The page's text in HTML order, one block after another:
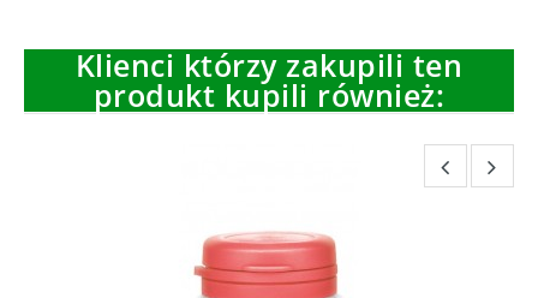
Klienci którzy zakupili ten
produkt kupili również: